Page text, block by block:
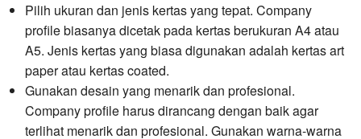
Pilih ukuran dan jenis kertas yang tepat. Company
profile biasanya dicetak pada kertas berukuran A4 atau
A5. Jenis kertas yang biasa digunakan adalah kertas art
paper atau kertas coated.
Gunakan desain yang menarik dan profesional.
Company profile harus dirancang dengan baik agar
terlihat menarik dan profesional. Gunakan warna-warna